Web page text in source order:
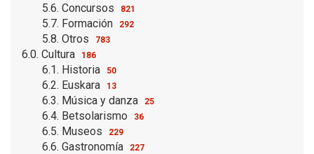
5.6. Concursos 821
5.7. Formación 292
5.8. Otros 783
6.0. Cultura 186
6.1. Historia 50
6.2. Euskara 13
6.3. Música y danza 25
6.4. Betsolarismo 36
6.5. Museos 229
6.6. Gastronomía 227